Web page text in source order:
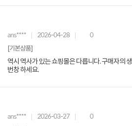
ans**** 2026-04-28 0
[기본상품]
역시 역사가 있는 쇼핑몰은 다릅니다. 구매자의
번창 하세요.
ans**** 2026-03-27 0